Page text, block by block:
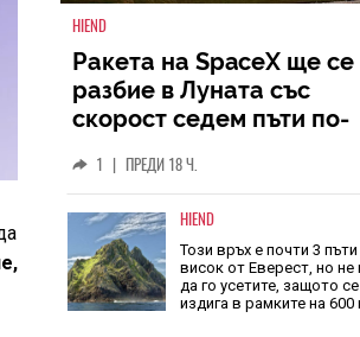
HIEND
Ракета на SpaceX ще се
разбие в Луната със
скорост седем пъти по-
звука
1 | ПРЕДИ 18 Ч.
HIEND
Този връх е почти 3
висок от Еверест, но
да го усетите, защото се
издига в рамките на 600